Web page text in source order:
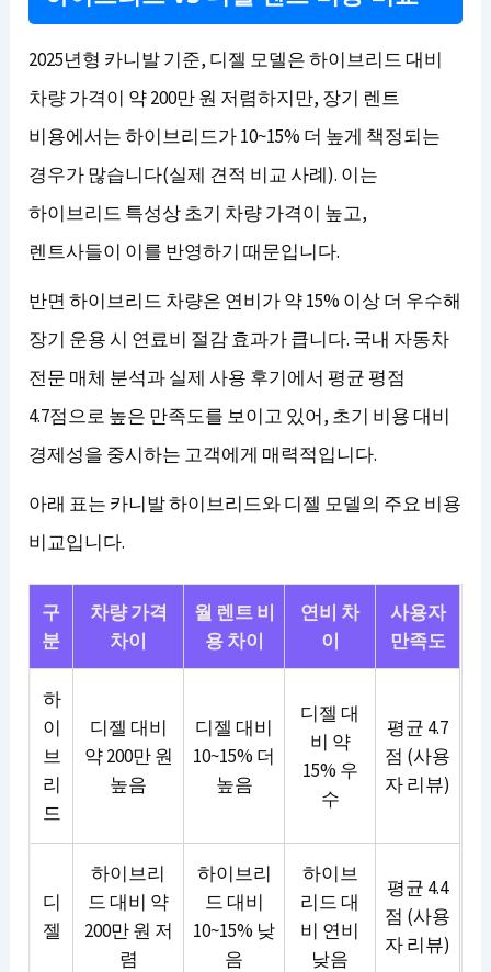
2025년형 카니발 기준, 디젤 모델은 하이브리드 대비
차량 가격이 약 200만 원 저렴하지만, 장기 렌트
비용에서는 하이브리드가 10~15% 더 높게 책정되는
경우가 많습니다(실제 견적 비교 사례). 이는
하이브리드 특성상 초기 차량 가격이 높고,
렌트사들이 이를 반영하기 때문입니다.
반면 하이브리드 차량은 연비가 약 15% 이상 더 우수해
장기 운용 시 연료비 절감 효과가 큽니다. 국내 자동차
전문 매체 분석과 실제 사용 후기에서 평균 평점
4.7점으로 높은 만족도를 보이고 있어, 초기 비용 대비
경제성을 중시하는 고객에게 매력적입니다.
아래 표는 카니발 하이브리드와 디젤 모델의 주요 비용
비교입니다.
구
분
차량 가격
차이
월 렌트 비
용 차이
연비 차
이
사용자
만족도
하
이
브
리
드
디젤 대비
약 200만 원
높음
디젤 대비
10~15% 더
높음
디젤 대
비 약
15% 우
수
평균 4.7
점 (사용
자 리뷰)
디
젤
하이브리
드 대비 약
200만 원 저
렴
하이브리
드 대비
10~15% 낮
음
하이브
리드 대
비 연비
낮음
평균 4.4
점 (사용
자 리뷰)